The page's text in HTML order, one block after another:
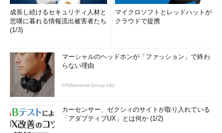
成長し続けるセキュリティ人材と
悲嘆に暮れる情報流出被害者たち
(1/3)
マイクロソフトとレッドハットが
クラウドで提携
マーシャルのヘッドホンが「ファッション」で終わ
らない理由
PR(Marshall Group AB)
カーセンサー、ゼクシィのサイトが取り入れている
「アダプティブUX」とは何か (1/2)